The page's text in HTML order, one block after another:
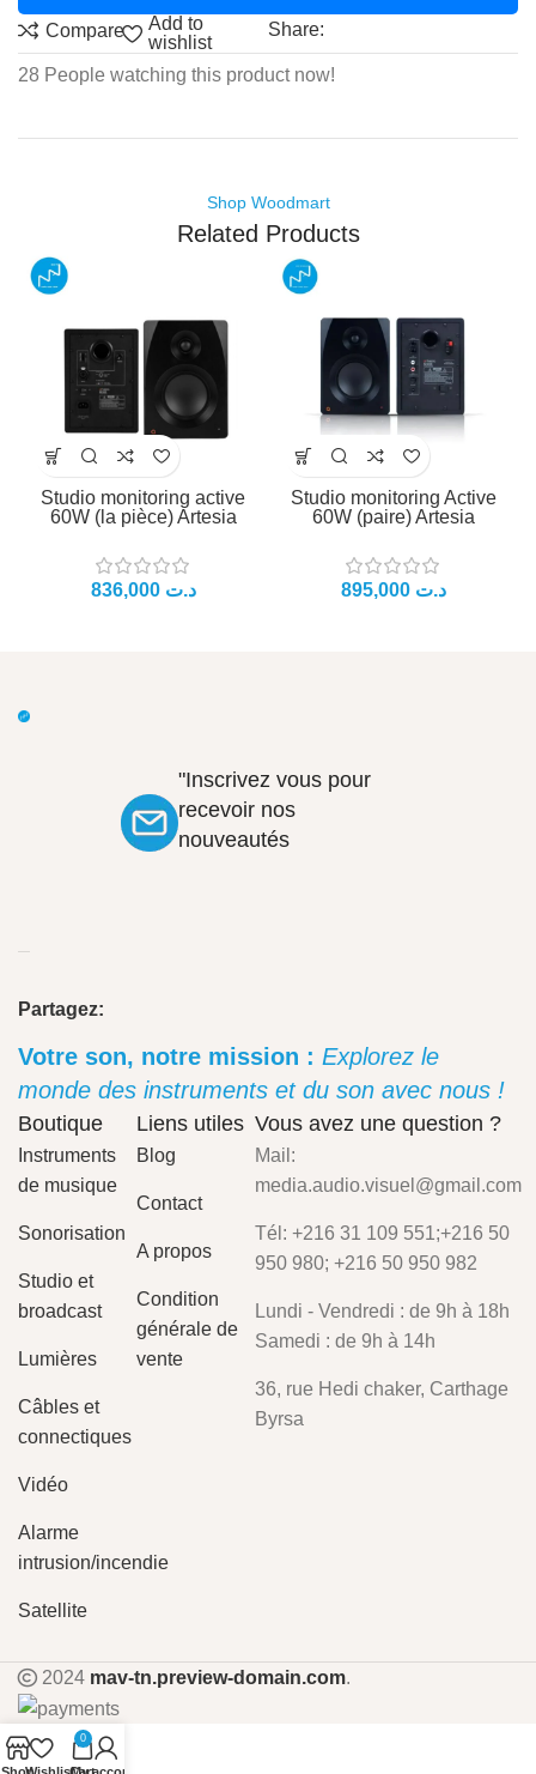
Compare
Add to
wishlist
Share:
28 People watching this product now!
Shop Woodmart
Related Products
Studio monitoring active
60W (la pièce) Artesia
د.ت
Studio monitoring Active
60W (paire) Artesia
د.ت
"Inscrivez vous pour
recevoir nos
nouveautés
Partagez:
Votre son, notre mission : Explorez le
monde des instruments et du son avec nous !
Boutique
Instruments
de musique
Sonorisation
Studio et
broadcast
Lumières
Câbles et
connectiques
Vidéo
Alarme
intrusion/incendie
Satellite
Liens utiles
Blog
Contact
A propos
Condition
générale de
vente
Vous avez une question ?
Mail:
media.audio.visuel@gmail.com
Tél: +216 31 109 551;+216 50
950 980; +216 50 950 982
Lundi - Vendredi : de 9h à 18h
Samedi : de 9h à 14h
36, rue Hedi chaker, Carthage
Byrsa
2024 mav-tn.preview-domain.com.
0